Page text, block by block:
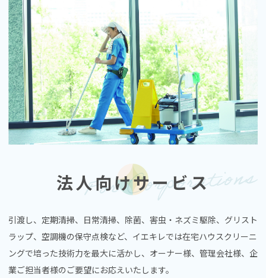
法人向けサービス
引渡し、定期清掃、日常清掃、除菌、害虫・ネズミ駆除、グリスト
ラップ、空調機の保守点検など、イエキレでは在宅ハウスクリーニ
ングで培った技術力を最大に活かし、オーナー様、管理会社様、企
業ご担当者様のご要望にお応えいたします。